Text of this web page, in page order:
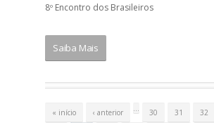
8º Encontro dos Brasileiros
Saiba Mais
« início ‹ anterior … 30 31 32